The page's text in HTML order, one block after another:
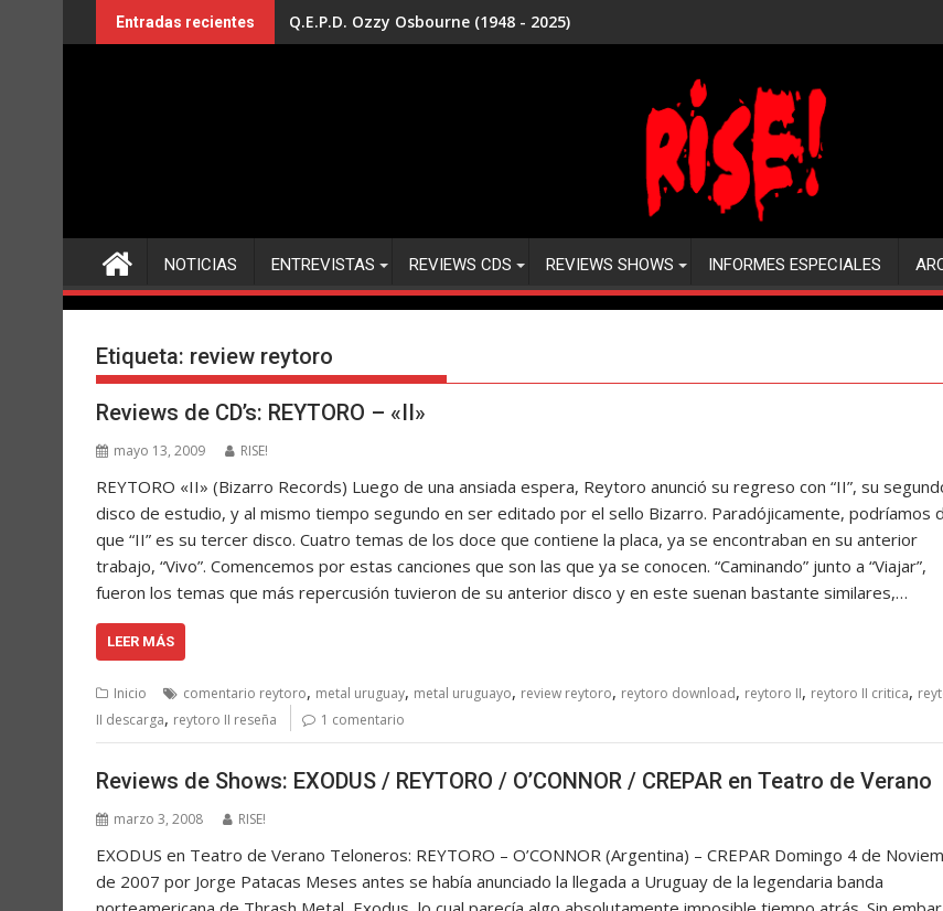
al
Entradas recientes Q.E.P.D. Ozzy Osbourne (1948 - 2025)
NOTICIAS ENTREVISTAS REVIEWS CDS REVIEWS SHOWS INFORMES ESPECIALES
Etiqueta: review reytoro
Reviews de CD’s: REYTORO – «II»
mayo 13, 2009 RISE!
REYTORO «II» (Bizarro Records) Luego de una ansiada espera, Reytoro anunció su regreso con “II”, su
disco de estudio, y al mismo tiempo segundo en ser editado por el sello Bizarro. Paradójicamente, podríamos
que “II” es su tercer disco. Cuatro temas de los doce que contiene la placa, ya se encontraban en su anterior
trabajo, “Vivo”. Comencemos por estas canciones que son las que ya se conocen. “Caminando” junto a “Viajar”,
fueron los temas que más repercusión tuvieron de su anterior disco y en este suenan bastante similares,…
LEER MÁS
Inicio comentario reytoro, metal uruguay, metal uruguayo, review reytoro, reytoro download, reytoro II, reytoro II critica,
II descarga, reytoro II reseña 1 comentario
Reviews de Shows: EXODUS / REYTORO / O’CONNOR / CREPAR en Teatro de Verano
marzo 3, 2008 RISE!
EXODUS en Teatro de Verano Teloneros: REYTORO – O’CONNOR (Argentina) – CREPAR Domingo 4 de
de 2007 por Jorge Patacas Meses antes se había anunciado la llegada a Uruguay de la legendaria banda